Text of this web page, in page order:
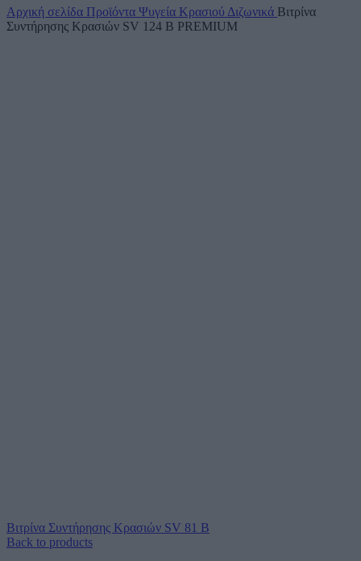
Αρχική σελίδα Προϊόντα Ψυγεία Κρασιού Διζωνικά Βιτρίνα
Συντήρησης Κρασιών SV 124 B PREMIUM
Βιτρίνα Συντήρησης Κρασιών SV 81 B
Back to products